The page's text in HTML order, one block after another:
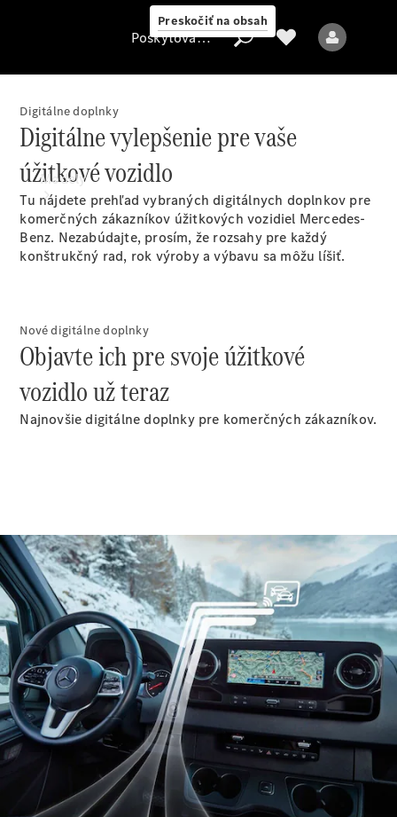
Preskočiť na obsah
Poskytovateľ
Modely
Všetky modely
Elektrické modely
Sprinter
Všetky
Sprinter
Sprinter
Skriňové
vozidlo
Sprinter
Tourer
Sprinter
Šasi -
Jednokabína
Sprinter
Šasi -
Dvojkabína
Sprinter
Šasi - Valník
Poskytovateľ
Digitálne doplnky
Digitálne vylepšenie pre vaše
úžitkové vozidlo
Tu nájdete prehľad vybraných digitálnych doplnkov pre
komerčných zákazníkov úžitkových vozidiel Mercedes-
Benz. Nezabúdajte, prosím, že rozsahy pre každý
konštrukčný rad, rok výroby a výbavu sa môžu líšiť.
Nové digitálne doplnky
Objavte ich pre svoje úžitkové
vozidlo už teraz
Najnovšie digitálne doplnky pre komerčných zákazníkov.